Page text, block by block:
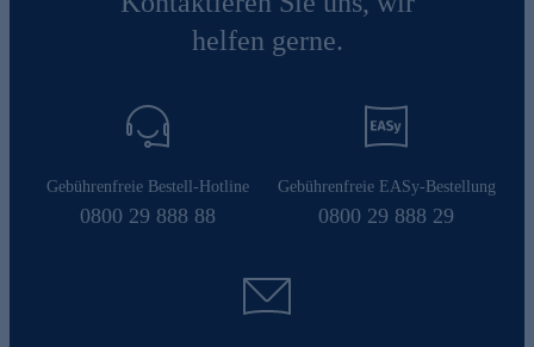
helfen gerne.
Gebührenfreie Bestell-Hotline
0800 29 888 88
Gebührenfreie EASy-Bestellung
0800 29 888 29